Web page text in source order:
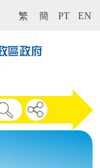
繁 簡 PT EN